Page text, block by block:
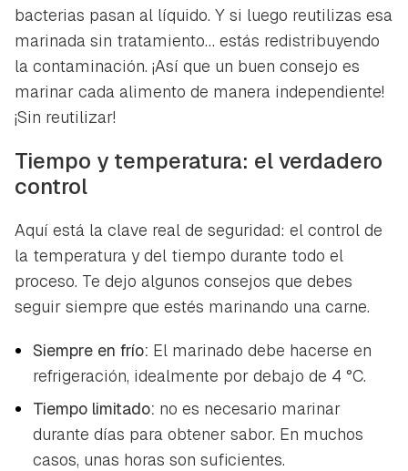
bacterias pasan al líquido. Y si luego reutilizas esa
marinada sin tratamiento… estás redistribuyendo
la contaminación. ¡Así que un buen consejo es
marinar cada alimento de manera independiente!
¡Sin reutilizar!
Tiempo y temperatura: el verdadero
control
Aquí está la clave real de seguridad: el control de
la temperatura y del tiempo durante todo el
proceso. Te dejo algunos consejos que debes
seguir siempre que estés marinando una carne.
Siempre en frío: El marinado debe hacerse en
refrigeración, idealmente por debajo de 4 °C.
Tiempo limitado: no es necesario marinar
durante días para obtener sabor. En muchos
casos, unas horas son suficientes.